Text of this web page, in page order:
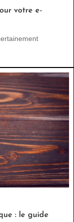
votre e-
: le guide